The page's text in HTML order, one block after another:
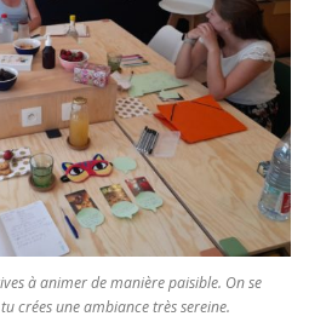
à animer de manière paisible. On se
crées une ambiance très sereine.